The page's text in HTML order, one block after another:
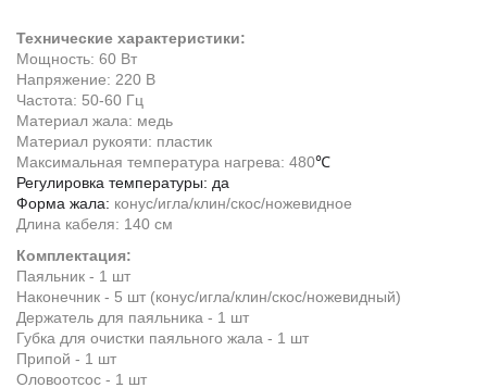
Технические характеристики:
Мощность: 60 Вт
Напряжение: 220 В
Частота: 50-60 Гц
Материал жала: медь
Материал рукояти: пластик
Максимальная температура нагрева: 480℃
Регулировка температуры: да
Форма жала: конус/игла/клин/скос/ножевидное
Длина кабеля: 140 см
Комплектация:
Паяльник - 1 шт
Наконечник - 5 шт (конус/игла/клин/скос/ножевидный)
Держатель для паяльника - 1 шт
Губка для очистки паяльного жала - 1 шт
Припой - 1 шт
Оловоотсос - 1 шт